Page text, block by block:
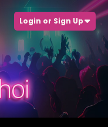
Login or Sign Up